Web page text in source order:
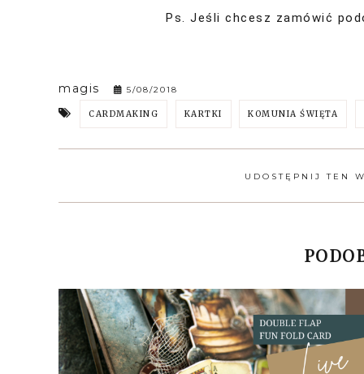
Ps. Jeśli chcesz zamówić
magis 5/08/2018
CARDMAKING KARTKI KOMUNIA ŚWIĘTA
UDOSTĘPNIJ TEN